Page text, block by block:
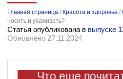
Главная страница / Красота и здоровье /
носить и ухаживать?
Статья опубликована в выпуске
Обновлено 27.11.2024
Что еще